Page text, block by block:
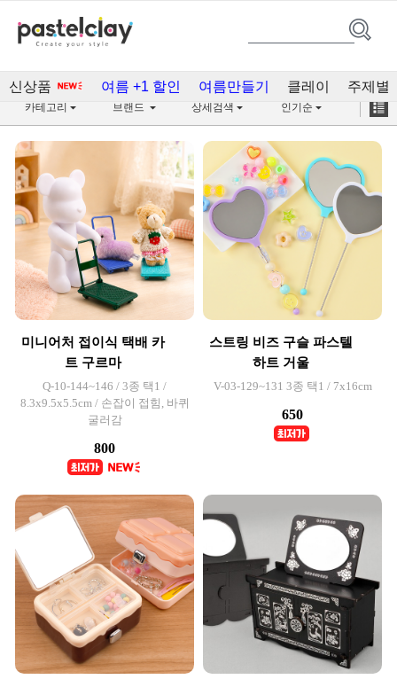
신상품 여름 +1 할인 여름만들기 클레이 주제별
거울(232)
카테고리 브랜드 상세검색 인기순
미니어처 접이식 택배 카
트 구르마
Q-10-144~146 / 3종 택1 /
8.3x9.5x5.5cm / 손잡이 접힘, 바퀴
굴러감
800
스트링 비즈 구슬 파스텔
하트 거울
V-03-129~131 3종 택1 / 7x16cm
650